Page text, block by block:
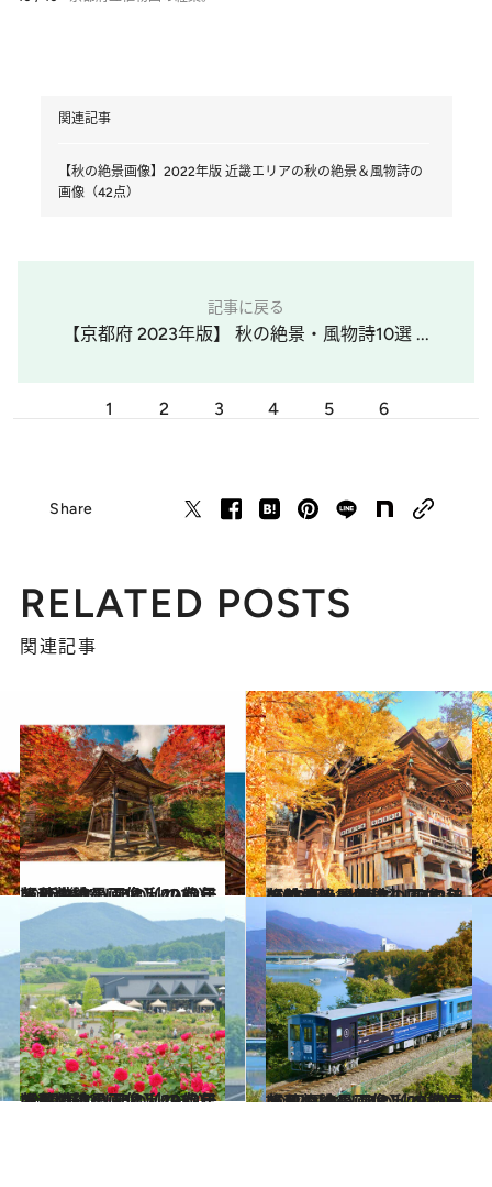
関連記事
【秋の絶景画像】2022年版 近畿エリアの秋の絶景＆風物詩の
画像（42点）
記事に戻る
【京都府 2023年版】 秋の絶景・風物詩10選 ...
1 2 3 4 5 6
Share
RELATED POSTS
関連記事
2022.11.5
【秋の絶景画像】2022年版 近畿エリアの秋の絶景＆風物詩の画像（42点）
旅＆お出かけ 2022.10.14
【秋の絶景画像】2022年版 中部・北陸エリアの秋の絶景＆風物詩の画像（51点）
旅＆お出かけ
2022.10.23
【秋の絶景画像】2022年版 関東エリアの秋の絶景＆風物詩の画像（43点）
旅＆お出かけ 2022.11.6
【秋の絶景画像】2022年版 四国エリアの秋の絶景＆風物詩の画像（25点）
旅＆お出かけ